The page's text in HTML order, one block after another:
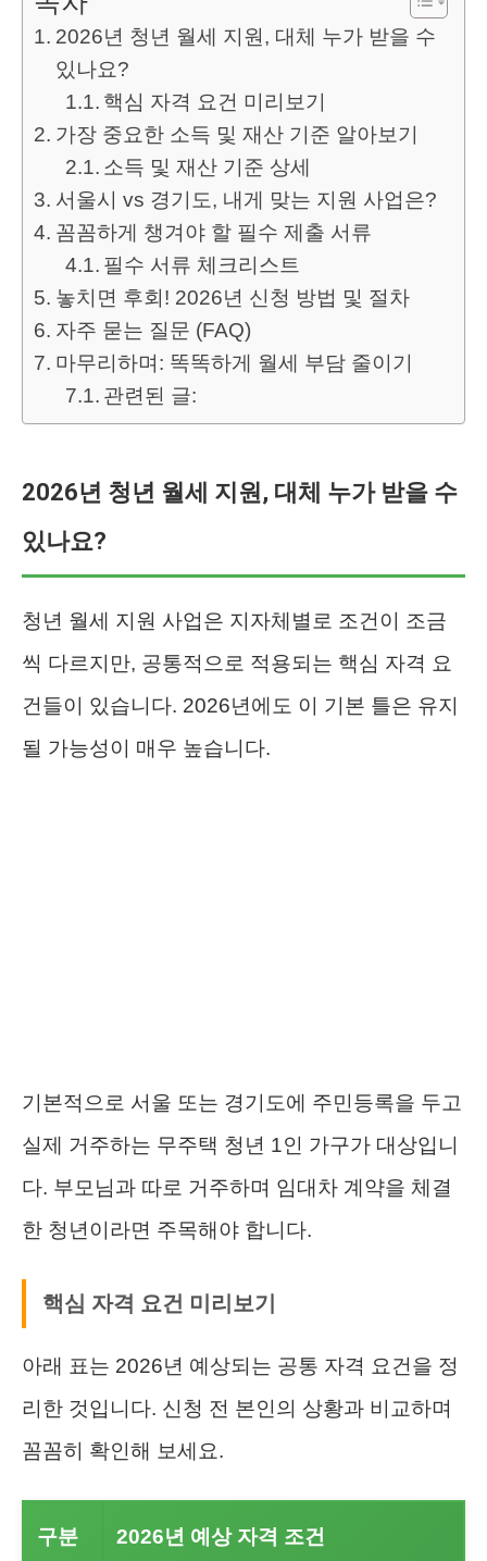
2026년 청년 월세 지원, 대체 누가 받을 수
있나요?
핵심 자격 요건 미리보기
가장 중요한 소득 및 재산 기준 알아보기
소득 및 재산 기준 상세
서울시 vs 경기도, 내게 맞는 지원 사업은?
꼼꼼하게 챙겨야 할 필수 제출 서류
필수 서류 체크리스트
놓치면 후회! 2026년 신청 방법 및 절차
자주 묻는 질문 (FAQ)
마무리하며: 똑똑하게 월세 부담 줄이기
관련된 글:
2026년 청년 월세 지원, 대체 누가 받을 수
있나요?
청년 월세 지원 사업은 지자체별로 조건이 조금
씩 다르지만, 공통적으로 적용되는 핵심 자격 요
건들이 있습니다. 2026년에도 이 기본 틀은 유지
될 가능성이 매우 높습니다.
기본적으로 서울 또는 경기도에 주민등록을 두고
실제 거주하는 무주택 청년 1인 가구가 대상입니
다. 부모님과 따로 거주하며 임대차 계약을 체결
한 청년이라면 주목해야 합니다.
핵심 자격 요건 미리보기
아래 표는 2026년 예상되는 공통 자격 요건을 정
리한 것입니다. 신청 전 본인의 상황과 비교하며
꼼꼼히 확인해 보세요.
구분 2026년 예상 자격 조건